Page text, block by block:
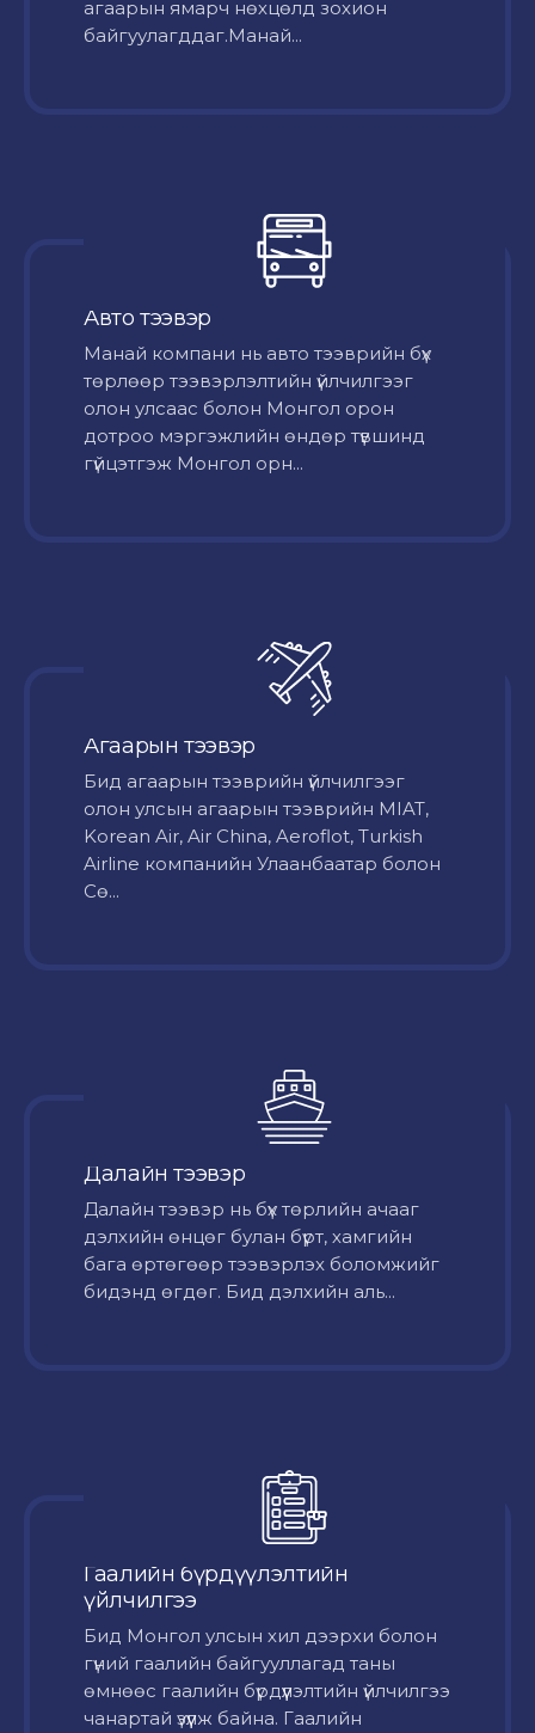
агаарын ямарч нөхцөлд зохион
байгуулагддаг.Манай...
Авто тээвэр
Mанай компани нь авто тээврийн бүх
төрлөөр тээвэрлэлтийн үйлчилгээг
олон улсаас болон Монгол орон
дотроо мэргэжлийн өндөр түвшинд
гүйцэтгэж Монгол орн...
Агаарын тээвэр
Бид агаарын тээврийн үйлчилгээг
олон улсын агаарын тээврийн MIAT,
Korean Air, Air China, Aeroflot, Turkish
Airline компанийн Улаанбаатар болон
Сө...
Далайн тээвэр
Далайн тээвэр нь бүх төрлийн ачааг
дэлхийн өнцөг булан бүрт, хамгийн
бага өртөгөөр тээвэрлэх боломжийг
бидэнд өгдөг. Бид дэлхийн аль...
Гаалийн бүрдүүлэлтийн
үйлчилгээ
Бид Монгол улсын хил дээрхи болон
гүний гаалийн байгууллагад таны
өмнөөс гаалийн бүрдүүлэлтийн үйлчилгээ
чанартай үзүүлж байна. Гаалийн